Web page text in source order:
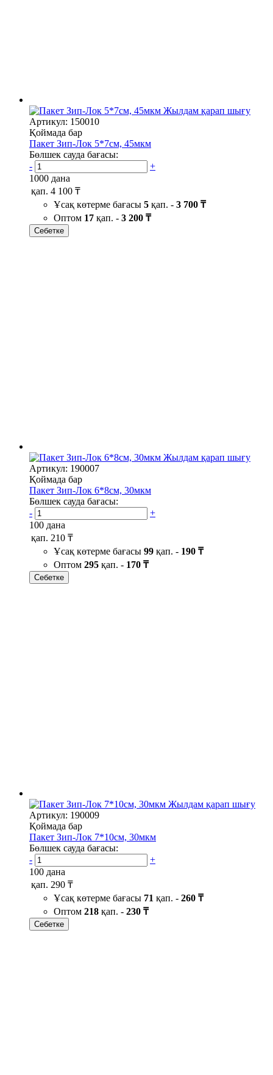
Жылдам қарап шығу
Артикул: 150010
Қоймада бар
Пакет Зип-Лок 5*7см, 45мкм
Бөлшек сауда бағасы:
-
+
1000 дана
қап. 4 100 ₸
Ұсақ көтерме бағасы 5 қап. - 3 700 ₸
Оптом 17 қап. - 3 200 ₸
Себетке
Жылдам қарап шығу
Артикул: 190007
Қоймада бар
Пакет Зип-Лок 6*8см, 30мкм
Бөлшек сауда бағасы:
-
+
100 дана
қап. 210 ₸
Ұсақ көтерме бағасы 99 қап. - 190 ₸
Оптом 295 қап. - 170 ₸
Себетке
Жылдам қарап шығу
Артикул: 190009
Қоймада бар
Пакет Зип-Лок 7*10см, 30мкм
Бөлшек сауда бағасы:
-
+
100 дана
қап. 290 ₸
Ұсақ көтерме бағасы 71 қап. - 260 ₸
Оптом 218 қап. - 230 ₸
Себетке